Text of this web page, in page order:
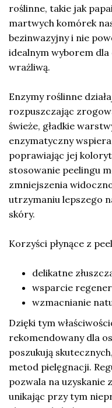
roślinne, takie jak
martwych komórek
bezinwazyjny i nie
idealnym wyborem dla
wrażliwą.
Enzymy roślinne
rozpuszczając
świeże, gładkie
enzymatyczny
poprawiając jej
stosowanie peelingu
zmniejszenia
utrzymaniu lepszego
skóry.
Korzyści płynące z
delikatne
wsparcie
wzmacnianie
Dzięki tym
rekomendowany dla
poszukują
metod pielęgnacji.
pozwala na
unikając przy tym